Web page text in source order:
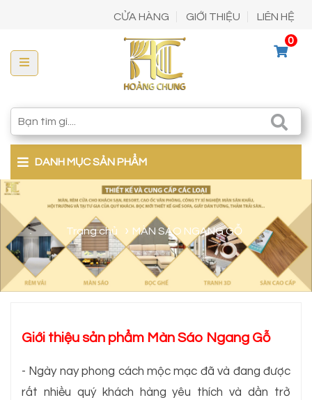
CỬA HÀNG GIỚI THIỆU LIÊN HỆ
0
DANH MỤC SẢN PHẨM
Trang chủ MÀN SÁO NGANG GỖ
Giới thiệu sản phẩm Màn Sáo Ngang Gỗ
- Ngày nay phong cách mộc mạc đã và đang được
rất nhiều quý khách hàng yêu thích và dần trở